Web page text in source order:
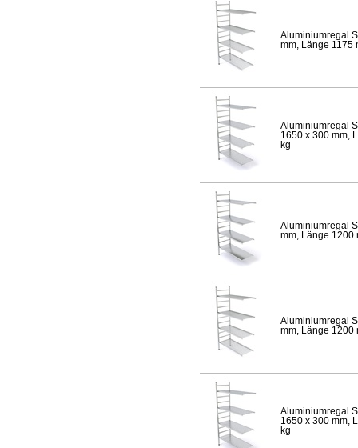
Aluminiumregal
mm, Länge 1175
Aluminiumregal
1650 x 300 mm,
kg
Aluminiumregal
mm, Länge 1200
Aluminiumregal
mm, Länge 1200
Aluminiumregal
1650 x 300 mm,
kg